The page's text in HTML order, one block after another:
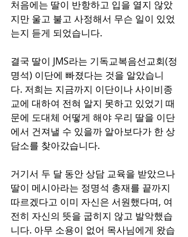
처음에는 딸이 반항하고 입을 열지 않았
지만 울고 불고 사정해서 무슨 일이 있었
는지 듣게 되었습니다.
결국 딸이 JMS라는 기독교복음선교회(정
명석) 이단에 빠졌다는 것을 알았습니
다. 저희는 지금까지 이단이나 사이비종
교에 대하여 전혀 알지 못하고 있었기 때
문에 도대체 어떻게 해야 우리 딸을 이단
에서 건져낼 수 있을까 알아보다가 한 상
담소를 찾아갔습니다.
거기서 두 달 동안 상담 교육을 받았으나
딸이 메시아라는 정명석 총재를 끝까지
따르겠다고 이미 자신은 서원했다며, 여
전히 자신의 뜻을 굽히지 않고 발악했습
니다. 아무 소용이 없어 목사님에게 왔습